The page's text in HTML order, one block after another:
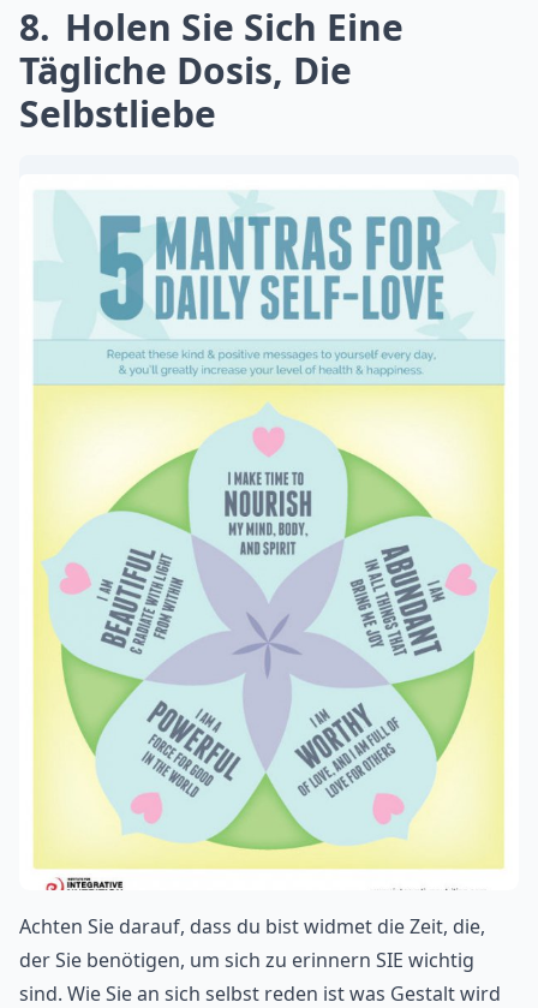
8 Holen Sie Sich Eine
Tägliche Dosis, Die
Selbstliebe
Achten Sie darauf, dass du bist widmet die Zeit, die,
der Sie benötigen, um sich zu erinnern SIE wichtig
sind. Wie Sie an sich selbst reden ist was Gestalt wird